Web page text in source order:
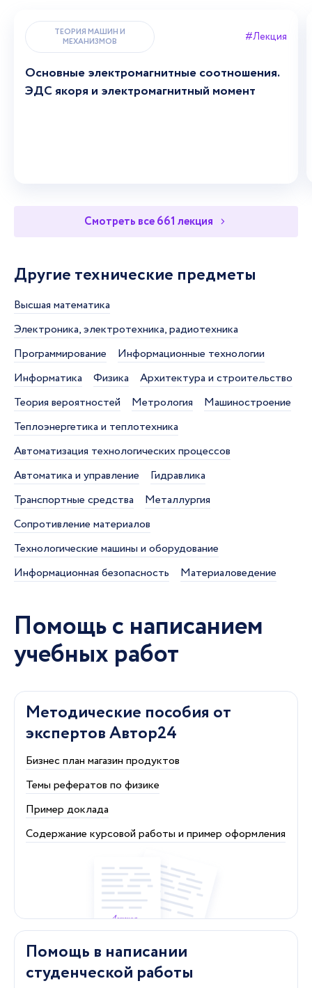
ТЕОРИЯ МАШИН И
МЕХАНИЗМОВ
#Лекция
Основные электромагнитные соотношения.
ЭДС якоря и электромагнитный момент
Смотреть все 661 лекция
Другие технические предметы
Высшая математика
Электроника, электротехника, радиотехника
Программирование
Информационные технологии
Информатика
Физика
Архитектура и строительство
Теория вероятностей
Метрология
Машиностроение
Теплоэнергетика и теплотехника
Автоматизация технологических процессов
Автоматика и управление
Гидравлика
Транспортные средства
Металлургия
Сопротивление материалов
Технологические машины и оборудование
Информационная безопасность
Материаловедение
Помощь с написанием
учебных работ
Методические пособия от
экспертов Автор24
Бизнес план магазин продуктов
Темы рефератов по физике
Пример доклада
Содержание курсовой работы и пример оформления
Помощь в написании
студенческой работы